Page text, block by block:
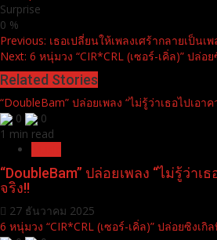
Surprise
0 %
Continue
Reading
Previous: เธอเปลี่ยนให้เพลงเศร้ากลายเป็นเ
Next: 6 หนุ่มวง “CIR*CRL (เซอร์-เคิ่ล)” ปล่อ
Related Stories
“DoubleBam” ปล่อยเพลง “ไม่รู้ว่าเธอไปเ
0
0
1 min read
“DoubleBam” ปล่อยเพลง “ไม่รู้ว่
จริง!!
27 ธันวาคม 2025
6 หนุ่มวง “CIR*CRL (เซอร์-เคิ่ล)” ปล่อยซิงเ